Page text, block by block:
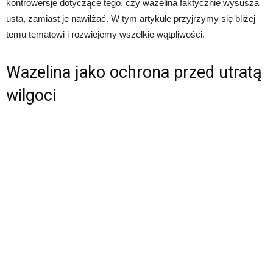
kontrowersje dotyczące tego, czy wazelina faktycznie wysusza
usta, zamiast je nawilżać. W tym artykule przyjrzymy się bliżej
temu tematowi i rozwiejemy wszelkie wątpliwości.
Wazelina jako ochrona przed utratą
wilgoci